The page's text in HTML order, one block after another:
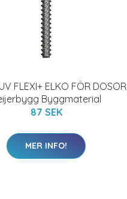
FLEXI+ ELKO FÖR DOSOR |
Byggmaterial
87 SEK
MER INFO!